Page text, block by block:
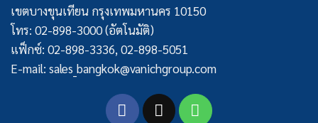
เขตบางขุนเทียน กรุงเทพมหานคร 10150
โทร: 02-898-3000 (อัตโนมัติ)
แฟ็กซ์: 02-898-3336, 02-898-5051
E-mail: sales_bangkok@vanichgroup.com